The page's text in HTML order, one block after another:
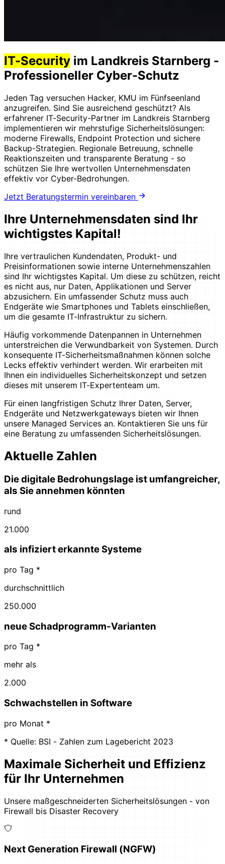
IT-Security im Landkreis Starnberg -
Professioneller Cyber-Schutz
Jeden Tag versuchen Hacker, KMU im Fünfseenland
anzugreifen. Sind Sie ausreichend geschützt? Als
erfahrener IT-Security-Partner im Landkreis Starnberg
implementieren wir mehrstufige Sicherheitslösungen:
moderne Firewalls, Endpoint Protection und sichere
Backup-Strategien. Regionale Betreuung, schnelle
Reaktionszeiten und transparente Beratung - so
schützen Sie Ihre wertvollen Unternehmensdaten
effektiv vor Cyber-Bedrohungen.
Jetzt Beratungstermin vereinbaren
Ihre Unternehmensdaten sind Ihr
wichtigstes Kapital!
Ihre vertraulichen Kundendaten, Produkt- und
Preisinformationen sowie interne Unternehmenszahlen
sind Ihr wichtigstes Kapital. Um diese zu schützen, reicht
es nicht aus, nur Daten, Applikationen und Server
abzusichern. Ein umfassender Schutz muss auch
Endgeräte wie Smartphones und Tablets einschließen,
um die gesamte IT-Infrastruktur zu sichern.
Häufig vorkommende Datenpannen in Unternehmen
unterstreichen die Verwundbarkeit von Systemen. Durch
konsequente IT-Sicherheitsmaßnahmen können solche
Lecks effektiv verhindert werden. Wir erarbeiten mit
Ihnen ein individuelles Sicherheitskonzept und setzen
dieses mit unserem IT-Expertenteam um.
Für einen langfristigen Schutz Ihrer Daten, Server,
Endgeräte und Netzwerkgateways bieten wir Ihnen
unsere Managed Services an. Kontaktieren Sie uns für
eine Beratung zu umfassenden Sicherheitslösungen.
Aktuelle Zahlen
Die digitale Bedrohungslage ist umfangreicher,
als Sie annehmen könnten
rund
21.000
als infiziert erkannte Systeme
pro Tag *
durchschnittlich
250.000
neue Schadprogramm-Varianten
pro Tag *
mehr als
2.000
Schwachstellen in Software
pro Monat *
* Quelle: BSI - Zahlen zum Lagebericht 2023
Maximale Sicherheit und Effizienz
für Ihr Unternehmen
Unsere maßgeschneiderten Sicherheitslösungen - von
Firewall bis Disaster Recovery
Next Generation Firewall (NGFW)